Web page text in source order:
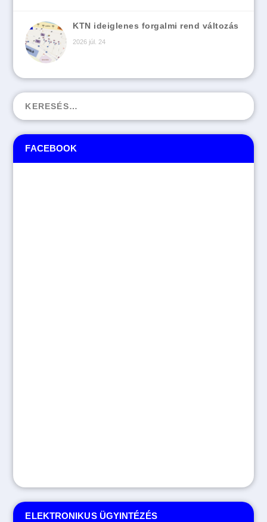
ELEKTRONIKUS ÜGYINTÉZÉS
FACEBOOK
KTN ideiglenes forgalmi rend változás
2026 júl. 24